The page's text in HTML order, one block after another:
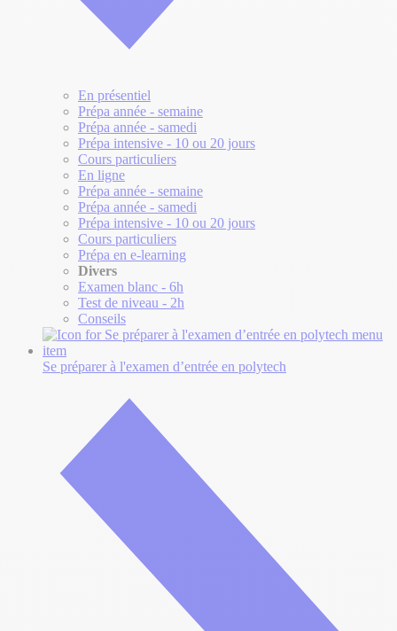
En présentiel
Prépa année - semaine
Prépa année - samedi
Prépa intensive - 10 ou 20 jours
Cours particuliers
En ligne
Prépa année - semaine
Prépa année - samedi
Prépa intensive - 10 ou 20 jours
Cours particuliers
Prépa en e-learning
Divers
Examen blanc - 6h
Test de niveau - 2h
Conseils
Se préparer à l'examen d’entrée en polytech